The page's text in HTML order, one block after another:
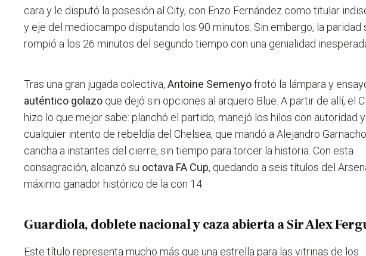
cara y le disputó la posesión al City, con Enzo Fernández como titular
y eje del mediocampo disputando los 90 minutos. Sin embargo, la paridad
rompió a los 26 minutos del segundo tiempo con una genialidad
Tras una gran jugada colectiva,Antoine Semenyofrotó la lámpara y
auténtico golazo que dejó sin opciones al arquero Blue. A partir de allí, el
hizo lo que mejor sabe: planchó el partido, manejó los hilos con autoridad
cualquier intento de rebeldía del Chelsea, que mandó a Alejandro
cancha a instantes del cierre, sin tiempo para torcer la historia. Con esta
consagración, alcanzó su octava FA Cup, quedando a seis títulos del
máximo ganador histórico de la con 14.
Guardiola, doblete nacional y caza abierta a Sir Alex
Este título representa mucho más que una estrella para las vitrinas de los